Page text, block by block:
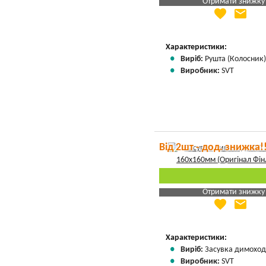
Яка Ваша ціна
favorite email
Характеристики:
Виріб: Рушта
Виробник: SVT
Від 2шт - дод.
Отримати знижку
Яка Ваша ціна
favorite email
Характеристики:
Виріб: Засувка
Виробник: SVT